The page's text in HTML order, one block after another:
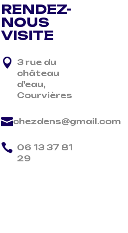
RENDEZ-
NOUS
VISITE
 3 rue du
château
d'eau,
Courvières
chezdens@gmail.com
 06 13 37 81
29